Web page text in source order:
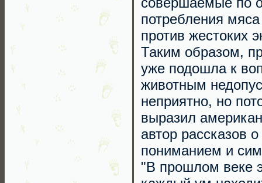
потребления
против жестоких
Таким образом,
уже подошла к
животным
неприятно, но
выразил
автор рассказов
пониманием и
"В прошлом веке